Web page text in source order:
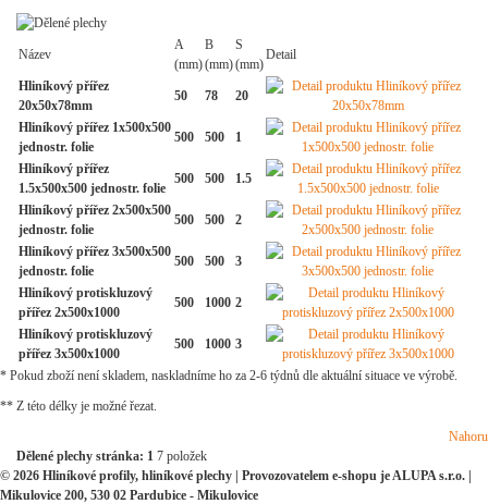
Název
A
(mm)
B
(mm)
S
(mm)
Detail
Hliníkový přířez
20x50x78mm
50 78 20
Hliníkový přířez 1x500x500
jednostr. folie
500 500 1
Hliníkový přířez
1.5x500x500 jednostr. folie
500 500 1.5
Hliníkový přířez 2x500x500
jednostr. folie
500 500 2
Hliníkový přířez 3x500x500
jednostr. folie
500 500 3
Hliníkový protiskluzový
přířez 2x500x1000
500 1000 2
Hliníkový protiskluzový
přířez 3x500x1000
500 1000 3
* Pokud zboží není skladem, naskladníme ho za 2-6 týdnů dle aktuální situace ve výrobě.
** Z této délky je možné řezat.
Nahoru
Dělené plechy stránka: 1 7 položek
© 2026 Hliníkové profily, hliníkové plechy | Provozovatelem e-shopu je ALUPA s.r.o. |
Mikulovice 200, 530 02 Pardubice - Mikulovice